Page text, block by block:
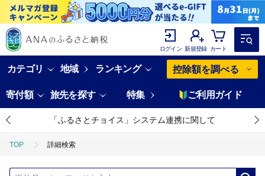
ログイン 新規登録 カート
カテゴリ 地域 ランキング 控除額を調べる
寄付額 旅先を探す 特集 ご利用ガイド
「ふるさとチョイス」システム連携に関して
TOP 詳細検索